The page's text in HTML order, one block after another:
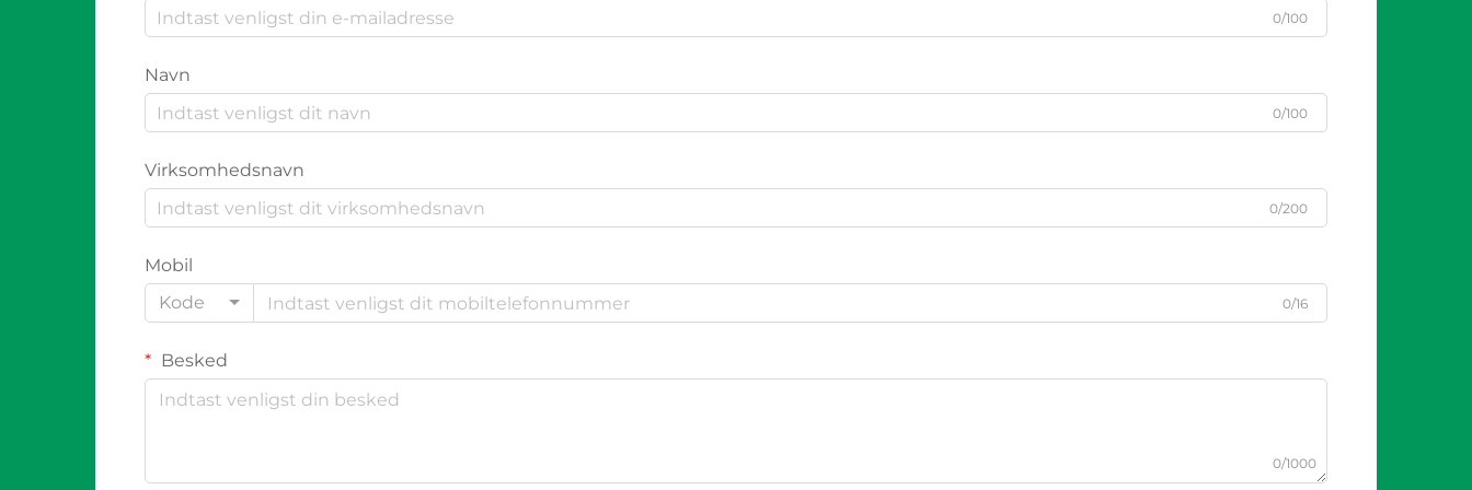
0/100
Navn
0/100
Virksomhedsnavn
0/200
Mobil
Kode
0/16
Besked
0/1000